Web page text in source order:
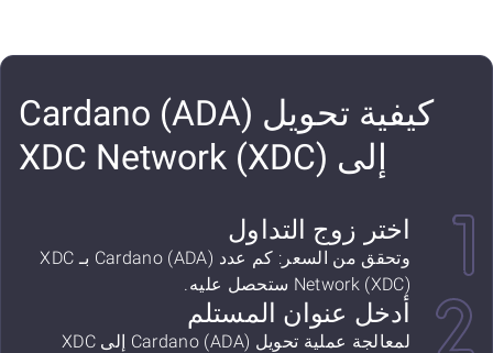
كيفية تحويل Cardano (ADA)
إلى XDC Network (XDC)
اختر زوج التداول
وتحقق من السعر: كم عدد Cardano (ADA) بـ XDC
Network (XDC) ستحصل عليه.
أدخل عنوان المستلم
لمعالجة عملية تحويل Cardano (ADA) إلى XDC